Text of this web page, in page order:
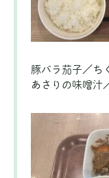
豚バラ茄子／ち
あさりの味噌汁